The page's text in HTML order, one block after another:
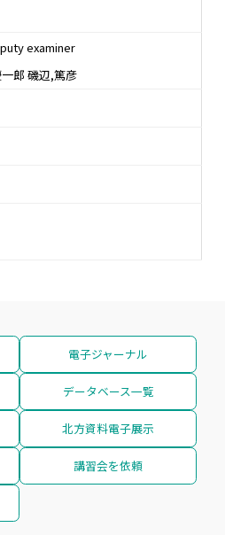
examiner
郎 磯辺,篤彦
電子ジャーナル
データベース一覧
北方資料電子展示
講習会を依頼